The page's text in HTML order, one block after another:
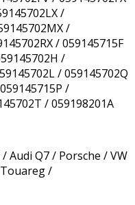
/
/
/ 059145715F
/
/ 059145702Q
/
/ 059198201A
Audi Q7 / Porsche / VW
/